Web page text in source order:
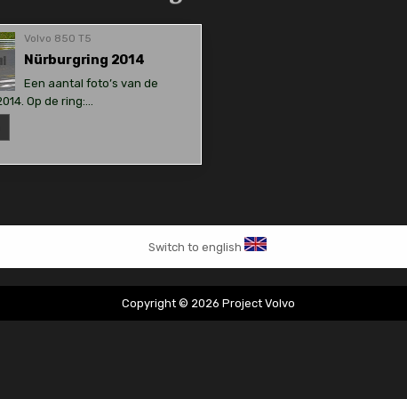
Volvo 850 T5
Nürburgring 2014
Een aantal foto’s van de
Op de ring:…
Switch to english
Copyright © 2026 Project Volvo